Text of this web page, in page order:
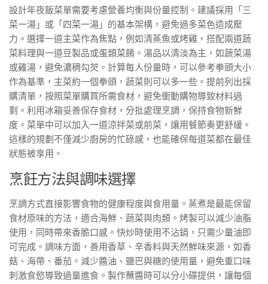
設計年夜飯菜單需要考慮營養均衡與份量控制。建議採用「三
菜一湯」或「四菜一湯」的基本架構，避免過多菜色造成壓
力。選擇一道主菜作為焦點，例如清蒸魚或烤雞，搭配兩道蔬
菜料理與一道豆製品或蛋類菜餚。湯品以清淡為主，如蔬菜湯
或雞湯，避免濃稠勾芡。計算每人份量時，可以參考拳頭大小
作為基準，主菜約一個拳頭，蔬菜則可以多一些。提前列出採
購清單，按照菜單購買所需食材，避免衝動購物導致材料過
剩。利用冰箱妥善保存食材，分批處理烹調，保持食物新鮮
度。菜單中可以加入一道涼拌菜或前菜，讓用餐節奏更舒緩。
這樣的規劃不僅減少廚房的忙碌感，也能確保每道菜都在最佳
狀態被享用。
烹飪方法與調味選擇
烹調方式直接影響食物的健康程度與食用量。蒸煮是最能保留
食材原味的方法，適合海鮮、蔬菜與肉類。烤製可以減少油脂
使用，同時帶來香脆口感。快炒時使用不沾鍋，只需少量油即
可完成。調味方面，善用香草、辛香料與天然鮮味來源，如香
菇、海帶、番茄。減少醬油、鹽巴與糖的使用量，避免重口味
刺激食慾導致過量進食。製作蘸醬時可以分小碟提供，讓每個